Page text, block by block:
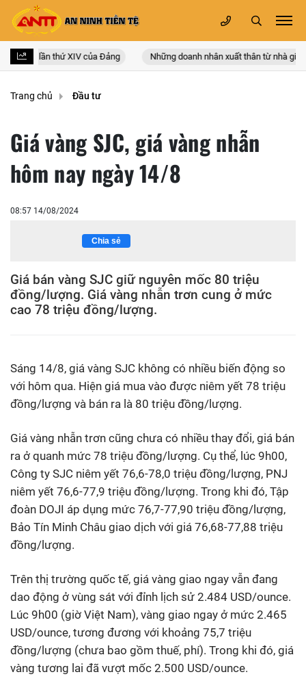
quốc lần thứ XIV của Đảng Những doanh nhân xuất thân từ nhà giáo
Trang chủ Đầu tư
Giá vàng SJC, giá vàng nhẫn
hôm nay ngày 14/8
08:57 14/08/2024
Chia sẻ
Giá bán vàng SJC giữ nguyên mốc 80 triệu
đồng/lượng. Giá vàng nhẫn trơn cung ở mức
cao 78 triệu đồng/lượng.
Sáng 14/8, giá vàng SJC không có nhiều biến động so
với hôm qua. Hiện giá mua vào được niêm yết 78 triệu
đồng/lượng và bán ra là 80 triệu đồng/lượng.
Giá vàng nhẫn trơn cũng chưa có nhiều thay đổi, giá bán
ra ở quanh mức 78 triệu đồng/lượng. Cụ thể, lúc 9h00,
Công ty SJC niêm yết 76,6-78,0 triệu đồng/lượng, PNJ
niêm yết 76,6-77,9 triệu đồng/lượng. Trong khi đó, Tập
đoàn DOJI áp dụng mức 76,7-77,90 triệu đồng/lượng,
Bảo Tín Minh Châu giao dịch với giá 76,68-77,88 triệu
đồng/lượng.
Trên thị trường quốc tế, giá vàng giao ngay vẫn đang
dao động ở vùng sát với đỉnh lịch sử 2.484 USD/ounce.
Lúc 9h00 (giờ Việt Nam), vàng giao ngay ở mức 2.465
USD/ounce, tương đương với khoảng 75,7 triệu
đồng/lượng (chưa bao gồm thuế, phí). Trong khi đó, giá
vàng tương lai đã vượt mốc 2.500 USD/ounce.